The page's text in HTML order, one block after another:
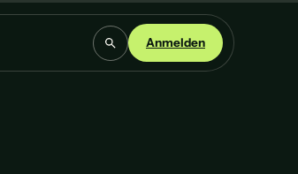
Anmelden